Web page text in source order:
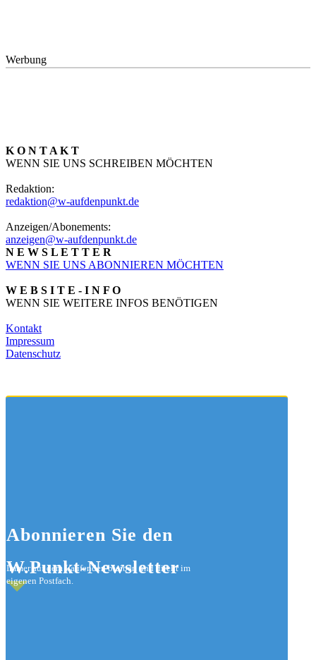
Werbung
K O N T A K T
WENN SIE UNS SCHREIBEN MÖCHTEN
Redaktion:
redaktion@w-aufdenpunkt.de
Anzeigen/Abonements:
anzeigen@w-aufdenpunkt.de
N E W S L E T T E R
WENN SIE UNS ABONNIEREN MÖCHTEN
W E B S I T E - I N F O
WENN SIE WEITERE INFOS BENÖTIGEN
Kontakt
Impressum
Datenschutz
Abonnieren Sie den
W.Punkt-Newsletter
Immer auf dem Laufenden bleiben und direkt im
eigenen Postfach.